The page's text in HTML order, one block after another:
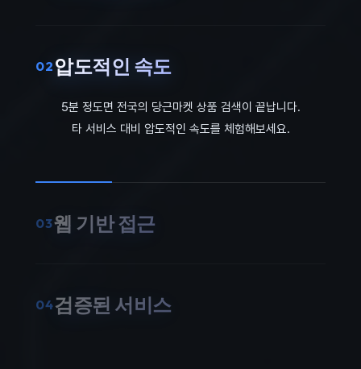
02 압도적인 속도
5분 정도면 전국의 당근마켓 상품 검색이 끝납니다.
타 서비스 대비 압도적인 속도를 체험해보세요.
03웹 기반 접근
04검증된 서비스